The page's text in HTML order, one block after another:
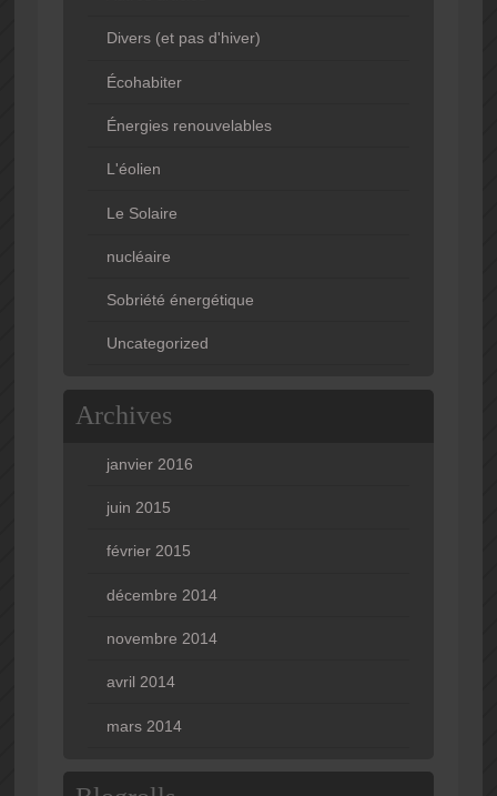
Divers (et pas d'hiver)
Écohabiter
Énergies renouvelables
L'éolien
Le Solaire
nucléaire
Sobriété énergétique
Uncategorized
Archives
janvier 2016
juin 2015
février 2015
décembre 2014
novembre 2014
avril 2014
mars 2014